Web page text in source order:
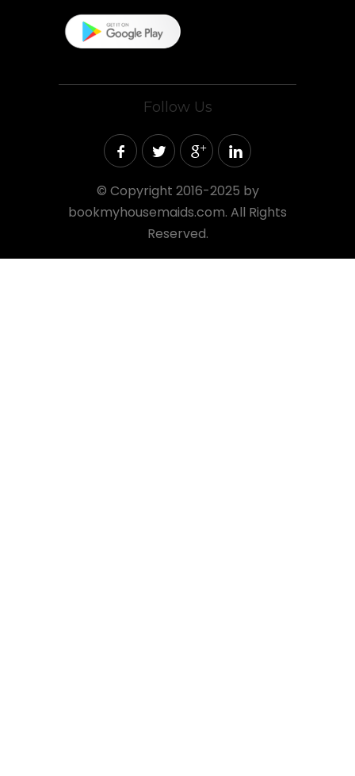
Follow Us
© Copyright 2016-2025 by
bookmyhousemaids.com. All Rights
Reserved.